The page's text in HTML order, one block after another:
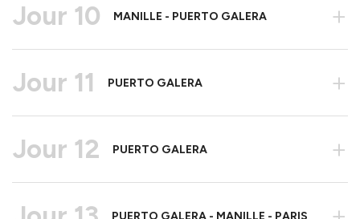
Jour 10 MANILLE - PUERTO GALERA +
Jour 11 PUERTO GALERA +
Jour 12 PUERTO GALERA +
PUERTO GALERA - MANILLE - PARIS